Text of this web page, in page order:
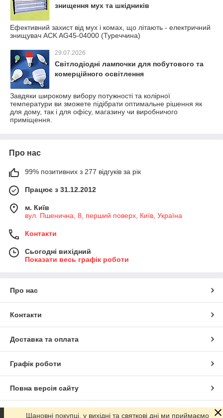
знищення мух та шкідників
Ефективний захист від мух і комах, що літають - електричний
знищувач ACK AG45-04000 (Туреччина)
29.07.2026
Світлодіодні лампочки для побутового та
комерційного освітлення
Завдяки широкому вибору потужності та колірної
температури ви зможете підібрати оптимальне рішення як
для дому, так і для офісу, магазину чи виробничого
приміщення.
Про нас
99% позитивних з 277 відгуків за рік
Працює з 31.12.2012
м. Київ
вул. Пшенична, 8, перший поверх, Київ, Україна
Контакти
Сьогодні вихідний
Показати весь графік роботи
Про нас
Контакти
Доставка та оплата
Графік роботи
Повна версія сайту
Сайт створено на маркетплейсі Prom.ua
Шановні покупці, у вихідні та святкові дні ми приймаємо